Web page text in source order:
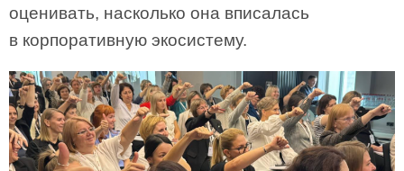
оценивать, насколько она вписалась
в корпоративную экосистему.